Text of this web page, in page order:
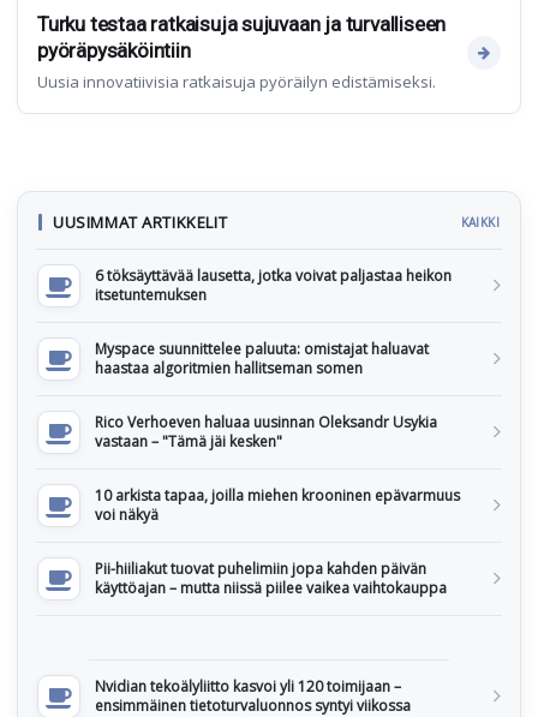
Turku testaa ratkaisuja sujuvaan ja turvalliseen
pyöräpysäköintiin
Uusia innovatiivisia ratkaisuja pyöräilyn edistämiseksi.
UUSIMMAT ARTIKKELIT KAIKKI
6 töksäyttävää lausetta, jotka voivat paljastaa heikon
itsetuntemuksen
Myspace suunnittelee paluuta: omistajat haluavat
haastaa algoritmien hallitseman somen
Rico Verhoeven haluaa uusinnan Oleksandr Usykia
vastaan – "Tämä jäi kesken"
10 arkista tapaa, joilla miehen krooninen epävarmuus
voi näkyä
Pii-hiiliakut tuovat puhelimiin jopa kahden päivän
käyttöajan – mutta niissä piilee vaikea vaihtokauppa
Nvidian tekoälyliitto kasvoi yli 120 toimijaan –
ensimmäinen tietoturvaluonnos syntyi viikossa